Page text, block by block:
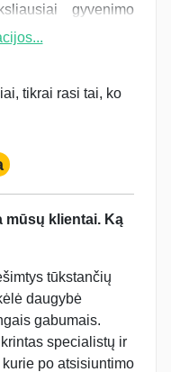
gyvenimo
tikrai rasi tai, ko
mūsų klientai. Ką
tūkstančių
daugybė
gabumais.
specialistų ir
po atsisiuntimo